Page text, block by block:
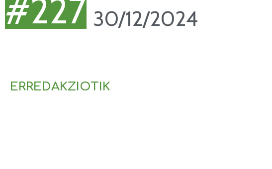
#227 30/12/2024
ERREDAKZIOTIK